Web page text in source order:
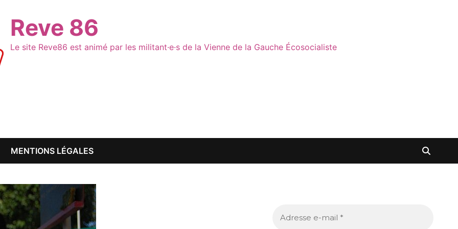
Reve 86
Le site Reve86 est animé par les militant·e·s de la Vienne de la Gauche Écosocialiste
MENTIONS LÉGALES